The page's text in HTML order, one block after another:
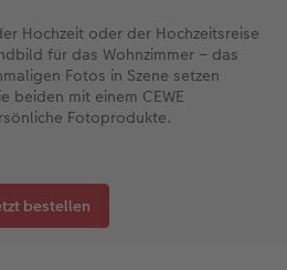
Hochzeit oder der Hochzeitsreise
für das Wohnzimmer – das
Fotos in Szene setzen
beiden mit einem CEWE
Fotoprodukte.
bestellen